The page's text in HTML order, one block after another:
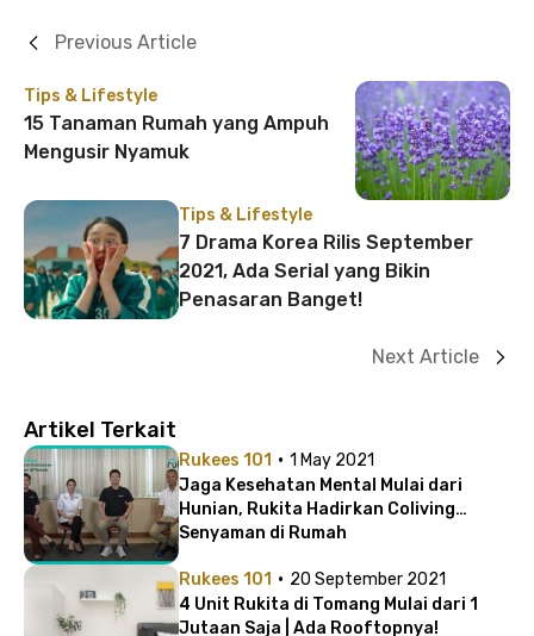
Tips & Lifestyle
15 Tanaman Rumah yang Ampuh
Mengusir Nyamuk
Previous Article
Tips & Lifestyle
7 Drama Korea Rilis September
2021, Ada Serial yang Bikin
Penasaran Banget!
Next Article
Artikel Terkait
Rukees 101 · 1 May 2021
Jaga Kesehatan Mental Mulai dari
Hunian, Rukita Hadirkan Coliving
Senyaman di Rumah
Rukees 101 · 20 September 2021
4 Unit Rukita di Tomang Mulai dari 1
Jutaan Saja | Ada Rooftopnya!